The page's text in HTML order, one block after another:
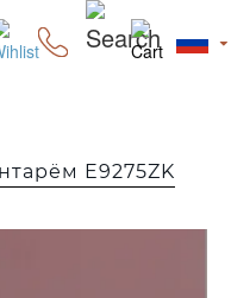
E9275ZK